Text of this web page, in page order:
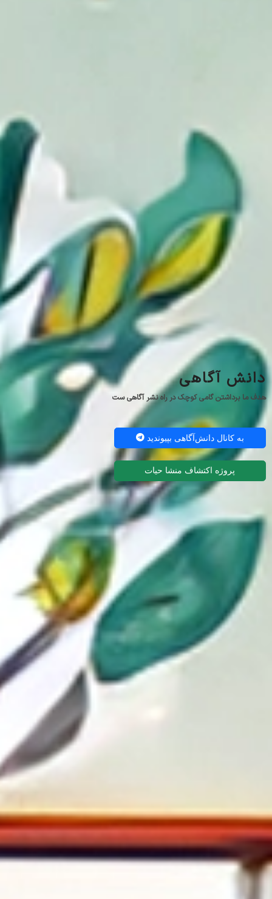
دانش آگاهی
هدف ما برداشتن گامی کوچک در راه نشر آگاهی ست
به کانال دانش‌آگاهی بپیوندید
پروژه اکتشاف منشا حیات